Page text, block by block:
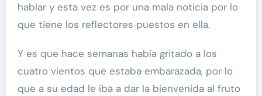
hablar y esta vez es por una mala noticia por lo
que tiene los reflectores puestos en ella.
Y es que hace semanas había gritado a los
cuatro vientos que estaba embarazada, por lo
que a su edad le iba a dar la bienvenida al fruto